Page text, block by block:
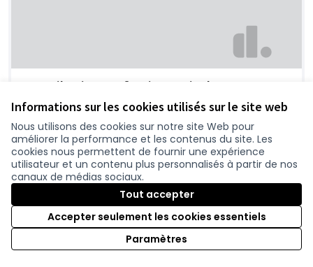
Informations sur les cookies utilisés sur le site web
Nous utilisons des cookies sur notre site Web pour
améliorer la performance et les contenus du site. Les
cookies nous permettent de fournir une expérience
utilisateur et un contenu plus personnalisés à partir de nos
canaux de médias sociaux.
Tout accepter
Accepter seulement les cookies essentiels
Paramètres
Contribution profession agricole
Chambre d'agrilture Pays de Loire 0
Un projet qui favorise l'usage de la voiture,